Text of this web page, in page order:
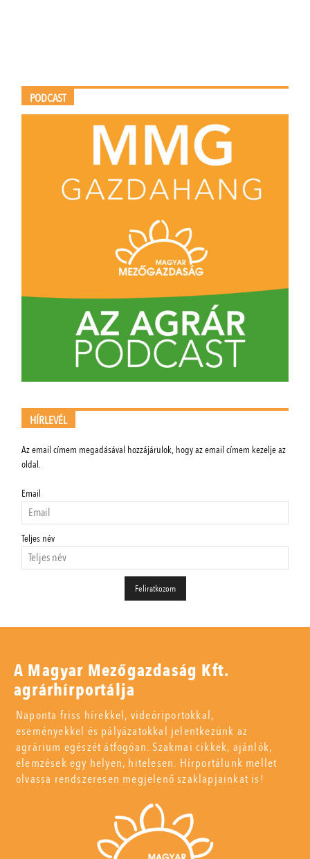
PODCAST
HÍRLEVÉL
Az email címem megadásával hozzájárulok, hogy az email címem kezelje az
oldal.
Email
Teljes név
A Magyar Mezőgazdaság Kft.
agrárhírportálja
Naponta friss hírekkel, videóriportokkal,
eseményekkel és pályázatokkal jelentkezünk az
agrárium egészét átfogóan. Szakmai cikkek, ajánlók,
elemzések egy helyen, hitelesen. Hírportálunk mellet
olvassa rendszeresen megjelenő szaklapjainkat is!